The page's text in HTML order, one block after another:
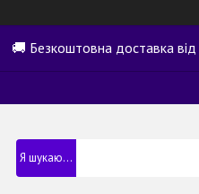
🚚 Безкоштовна доставка